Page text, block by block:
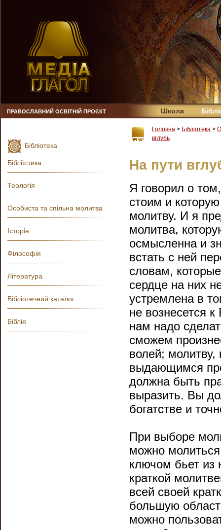
ПРАВОСЛАВНИЙ ОСВІТНІЙ ПРОЄКТ Школа
Головна > Бібліотека >
вглубь
На пути
Я говорил о
стоим и
молитву. И я
молитва,
осмысленна и
встать с ней
словам,
сердце на них
устремлена в
не вознесется
нам надо
сможем
волей; молитву,
выдающимся
должна быть
выразить. Вы
богатстве и
При выборе
можно
ключом бьет из
краткой
всей своей
большую
можно
Бібліотека
Бібліїстика
Теологія
Особиста та спільна молитва
Історія
Філософія
Література
Бібліотечний каталог
Біблія